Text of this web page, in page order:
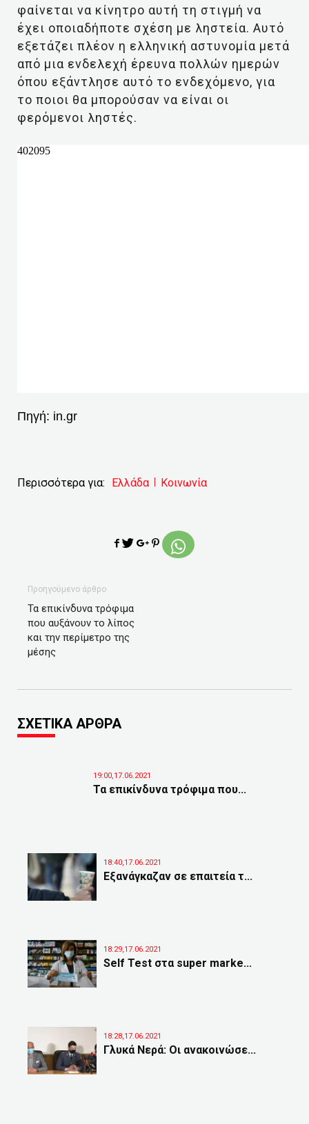
φαίνεται να κίνητρο αυτή τη στιγμή να
έχει οποιαδήποτε σχέση με ληστεία. Αυτό
εξετάζει πλέον η ελληνική αστυνομία μετά
από μια ενδελεχή έρευνα πολλών ημερών
όπου εξάντλησε αυτό το ενδεχόμενο, για
το ποιοι θα μπορούσαν να είναι οι
φερόμενοι ληστές.
Πηγή: in.gr
Περισσότερα για: Ελλάδα Κοινωνία
Προηγούμενο άρθρο
Τα επικίνδυνα τρόφιμα
που αυξάνουν το λίπος
και την περίμετρο της
μέσης
ΣΧΕΤΙΚΑ ΑΡΘΡΑ
19:00,17.06.2021
Τα επικίνδυνα τρόφιμα που...
18:40,17.06.2021
Εξανάγκαζαν σε επαιτεία τ...
18:29,17.06.2021
Self Test στα super marke...
18:28,17.06.2021
Γλυκά Νερά: Οι ανακοινώσε...